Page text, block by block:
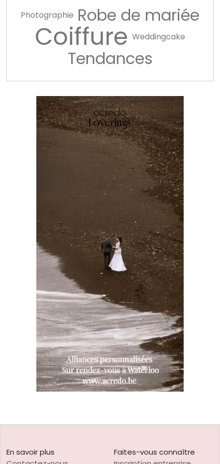
Photographie Robe de mariée
Coiffure Weddingcake
Tendances
En savoir plus
Faites-vous connaître